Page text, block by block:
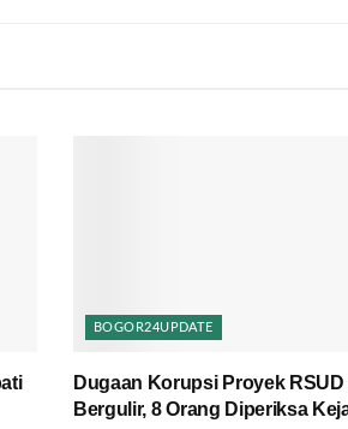
BOGOR24UPDATE
Dugaan Korupsi Proyek
Bergulir, 8 Orang Diperiksa